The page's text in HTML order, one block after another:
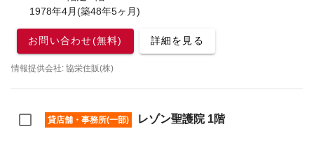
1978年4月(築48年5ヶ月)
お問い合わせ(無料) 詳細を見る
情報提供会社: 協栄住販(株)
貸店舗・事務所(一部) レゾン聖護院 1階